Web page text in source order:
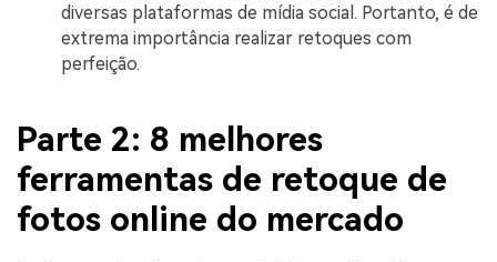
diversas plataformas de mídia social. Portanto, é de
extrema importância realizar retoques com
perfeição.
Parte 2: 8 melhores
ferramentas de retoque de
fotos online do mercado